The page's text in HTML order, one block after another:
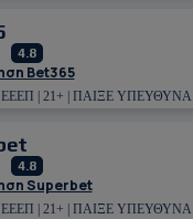
4.8
Bet365
ΕΕΕΠ | 21+ | ΠΑΙΞΕ ΥΠΕΥΘΥΝΑ
4.8
Superbet
ΕΕΕΠ | 21+ | ΠΑΙΞΕ ΥΠΕΥΘΥΝΑ